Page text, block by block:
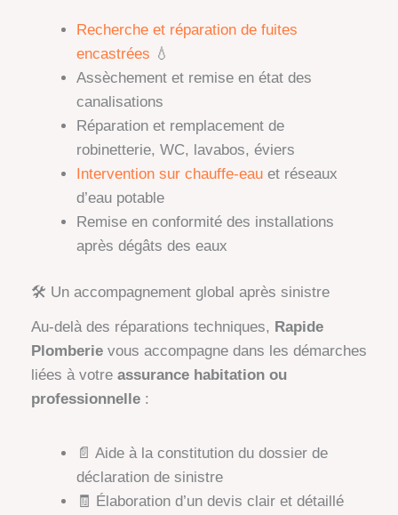
Recherche et réparation de fuites
encastrées 💧
Assèchement et remise en état des
canalisations
Réparation et remplacement de
robinetterie, WC, lavabos, éviers
Intervention sur chauffe-eau et réseaux
d’eau potable
Remise en conformité des installations
après dégâts des eaux
🛠️ Un accompagnement global après sinistre
Au-delà des réparations techniques, Rapide
Plomberie vous accompagne dans les démarches
liées à votre assurance habitation ou
professionnelle :
📄 Aide à la constitution du dossier de
déclaration de sinistre
🧾 Élaboration d’un devis clair et détaillé